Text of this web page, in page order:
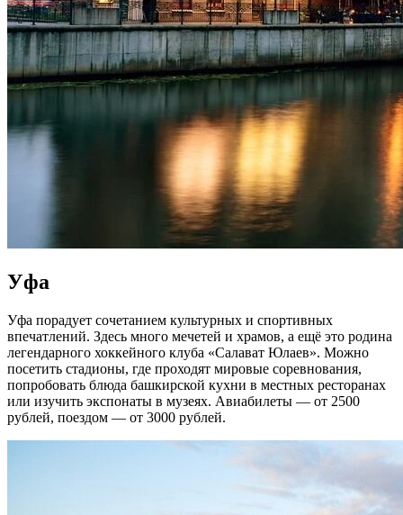
Уфа
Уфа порадует сочетанием культурных и спортивных
впечатлений. Здесь много мечетей и храмов, а ещё это родина
легендарного хоккейного клуба «Салават Юлаев». Можно
посетить стадионы, где проходят мировые соревнования,
попробовать блюда башкирской кухни в местных ресторанах
или изучить экспонаты в музеях. Авиабилеты — от 2500
рублей, поездом — от 3000 рублей.